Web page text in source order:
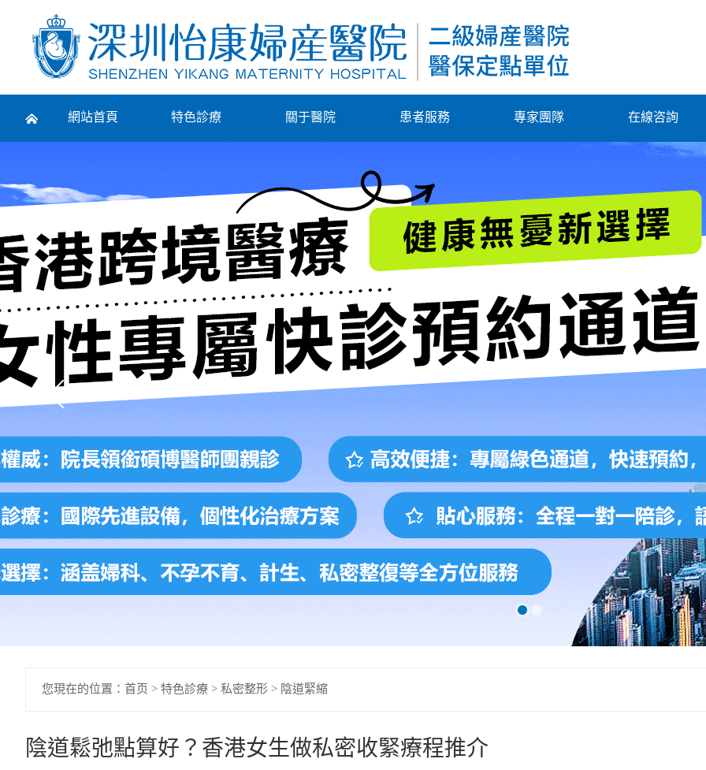
網站首頁 特色診療 關于醫院 患者服務 專家團隊 在線咨詢
Prev
您現在的位置： 首页 > 特色診療 > 私密整形 > 陰道緊縮
陰道鬆弛點算好？香港女生做私密收緊療程推介